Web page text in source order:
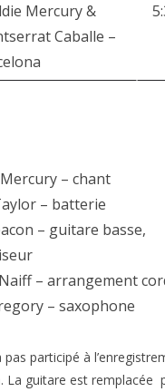
Mercury &
Caballe –
– chant
– batterie
– guitare basse,
– arrangement
– saxophone
pas participé à
La guitare est remplacée